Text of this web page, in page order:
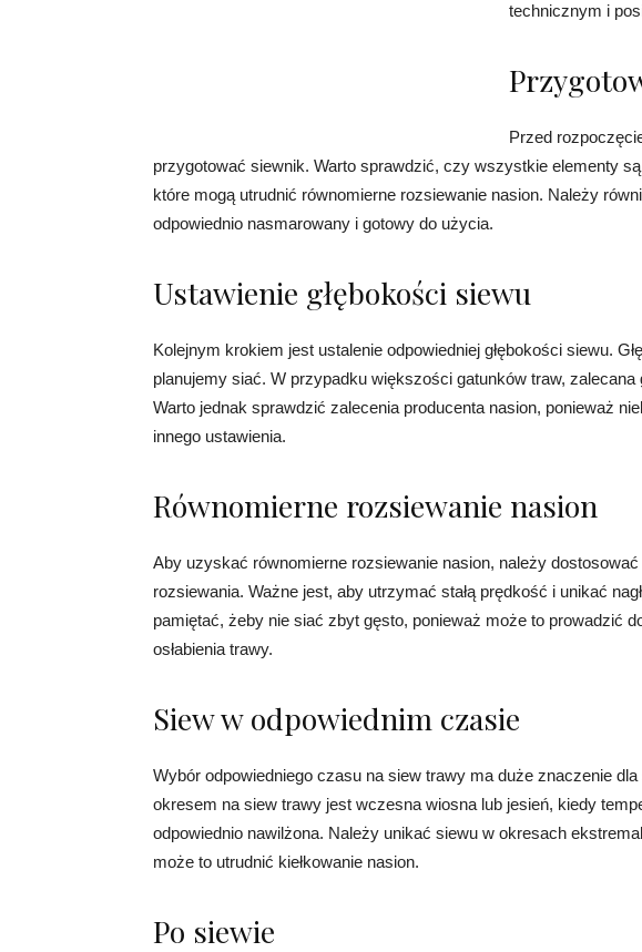
technicznym i
Przed
przygotować siewnik. Warto sprawdzić, czy wszystkie elementy
które mogą utrudnić równomierne rozsiewanie nasion. Należy
odpowiednio nasmarowany i gotowy do użycia.
Ustawienie głębokości siewu
Kolejnym krokiem jest ustalenie odpowiedniej głębokości siewu.
planujemy siać. W przypadku większości gatunków traw, zalecana
Warto jednak sprawdzić zalecenia producenta nasion, ponieważ
innego ustawienia.
Równomierne rozsiewanie nasion
Aby uzyskać równomierne rozsiewanie nasion, należy
rozsiewania. Ważne jest, aby utrzymać stałą prędkość i unikać
pamiętać, żeby nie siać zbyt gęsto, ponieważ może to prowadzić
osłabienia trawy.
Siew w odpowiednim czasie
Wybór odpowiedniego czasu na siew trawy ma duże znaczenie
okresem na siew trawy jest wczesna wiosna lub jesień, kiedy
odpowiednio nawilżona. Należy unikać siewu w okresach
może to utrudnić kiełkowanie nasion.
Po siewie